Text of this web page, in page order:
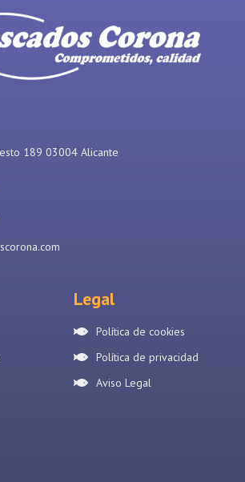
189 03004 Alicante
Legal
Política de cookies
Política de privacidad
Aviso Legal